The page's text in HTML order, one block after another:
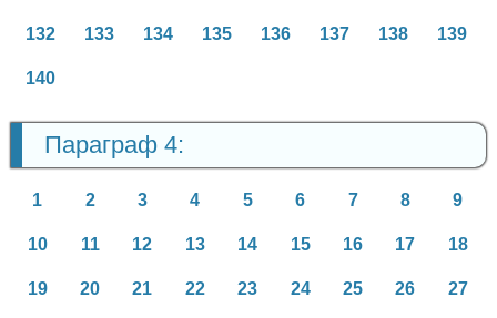
132 133 134 135 136 137 138 139
140
Параграф 4:
1 2 3 4 5 6 7 8 9
10 11 12 13 14 15 16 17 18
19 20 21 22 23 24 25 26 27